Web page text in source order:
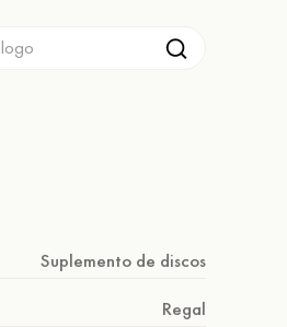
Suplemento de discos
Regal